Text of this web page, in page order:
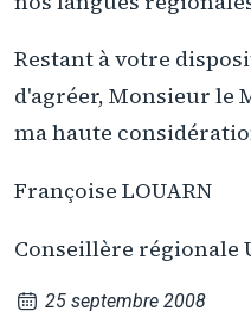
Restant à votre
d'agréer, Monsieur le
ma haute
Françoise LOUARN
Conseillère régionale
25 septembre 2008